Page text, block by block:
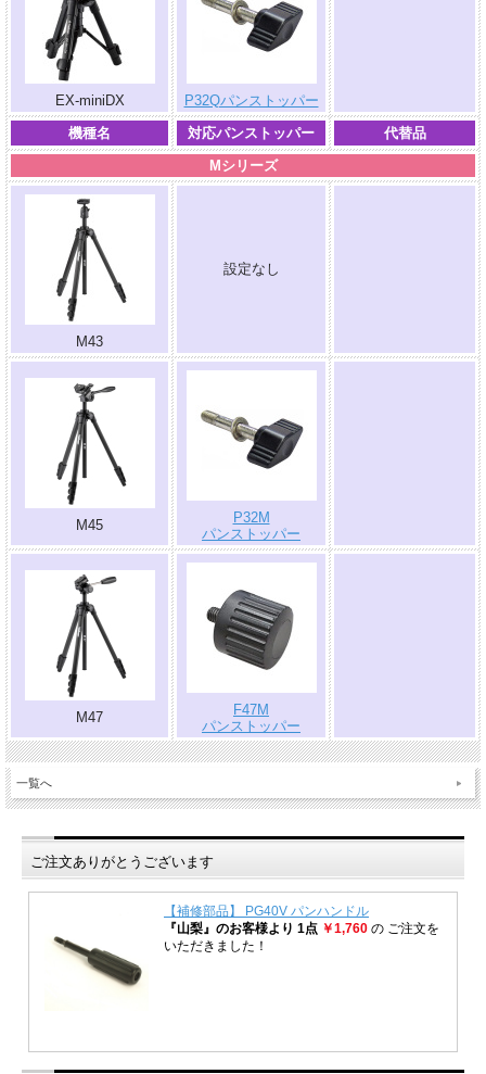
EX-miniDX P32Qパンストッパー
機種名 対応パンストッパー
代替品
Mシリーズ
M43
設定なし
M45
P32M
パンストッパー
M47
F47M
パンストッパー
一覧へ
ご注文ありがとうございます